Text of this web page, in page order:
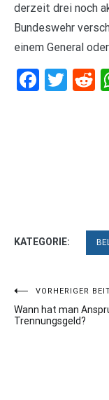
derzeit drei noch
Bundeswehr
einem General
KATEGORIE:
VORHERIGER
Wann hat man
Trennungsgeld?